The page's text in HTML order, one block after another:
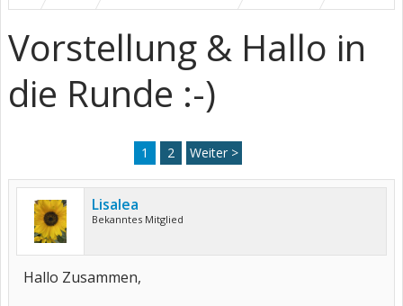
Vorstellung & Hallo in
die Runde :-)
1 2 Weiter >
Lisalea
Bekanntes Mitglied
Hallo Zusammen,